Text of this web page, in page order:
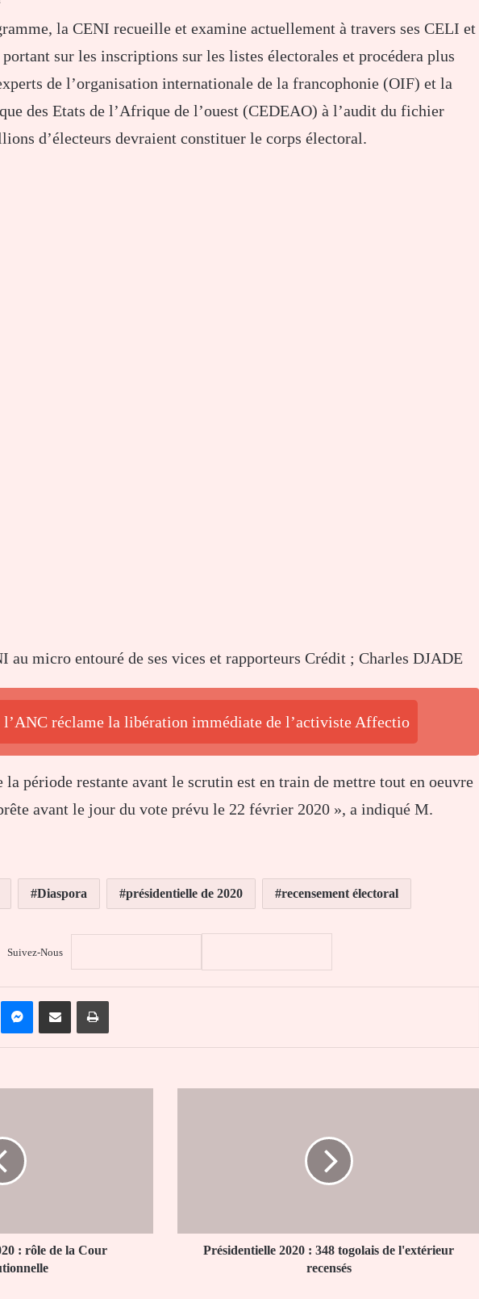
la CENI recueille et examine actuellement à travers ses CELI et
sur les inscriptions sur les listes électorales et procédera plus
de l’organisation internationale de la francophonie (OIF) et la
des Etats de l’Afrique de l’ouest (CEDEAO) à l’audit du fichier
d’électeurs devraient constituer le corps électoral.
au micro entouré de ses vices et rapporteurs Crédit ; Charles DJADE
l’ANC réclame la libération immédiate de l’activiste Affectio
la période restante avant le scrutin est en train de mettre tout en oeuvre
avant le jour du vote prévu le 22 février 2020 », a indiqué M.
Diaspora présidentielle de 2020 recensement électoral
Suivez-Nous
MessengerPartager par email Imprimer
: rôle de la Cour
Présidentielle 2020 : 348 togolais de l'extérieur
recensés